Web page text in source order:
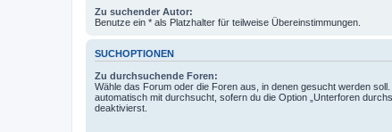
Zu suchender Autor:
Benutze ein * als Platzhalter für teilweise Übereinstimmungen.
SUCHOPTIONEN
Zu durchsuchende Foren:
Wähle das Forum oder die Foren aus, in denen gesucht werden
automatisch mit durchsucht, sofern du die Option „Unterforen
deaktivierst.